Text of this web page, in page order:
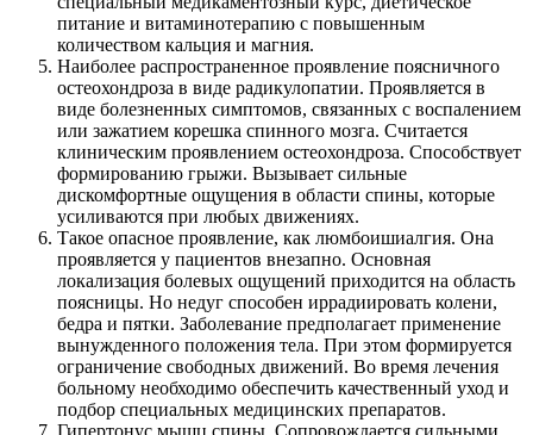
питание и витаминотерапию с повышенным
количеством кальция и магния.
Наиболее распространенное проявление поясничного
остеохондроза в виде радикулопатии. Проявляется в
виде болезненных симптомов, связанных с воспалением
или зажатием корешка спинного мозга. Считается
клиническим проявлением остеохондроза. Способствует
формированию грыжи. Вызывает сильные
дискомфортные ощущения в области спины, которые
усиливаются при любых движениях.
Такое опасное проявление, как люмбоишиалгия. Она
проявляется у пациентов внезапно. Основная
локализация болевых ощущений приходится на область
поясницы. Но недуг способен иррадиировать колени,
бедра и пятки. Заболевание предполагает применение
вынужденного положения тела. При этом формируется
ограничение свободных движений. Во время лечения
больному необходимо обеспечить качественный уход и
подбор специальных медицинских препаратов.